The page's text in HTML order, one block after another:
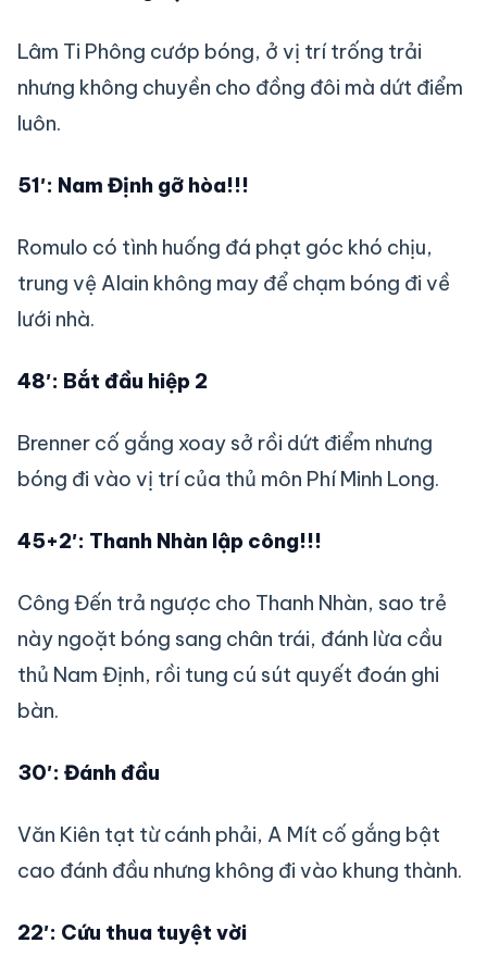
Lâm Ti Phông cướp bóng, ở vị trí trống trải
nhưng không chuyền cho đồng đôi mà dứt điểm
luôn.
51′: Nam Định gỡ hòa!!!
Romulo có tình huống đá phạt góc khó chịu,
trung vệ Alain không may để chạm bóng đi về
lưới nhà.
48′: Bắt đầu hiệp 2
Brenner cố gắng xoay sở rồi dứt điểm nhưng
bóng đi vào vị trí của thủ môn Phí Minh Long.
45+2′: Thanh Nhàn lập công!!!
Công Đến trả ngược cho Thanh Nhàn, sao trẻ
này ngoặt bóng sang chân trái, đánh lừa cầu
thủ Nam Định, rồi tung cú sút quyết đoán ghi
bàn.
30′: Đánh đầu
Văn Kiên tạt từ cánh phải, A Mít cố gắng bật
cao đánh đầu nhưng không đi vào khung thành.
22′: Cứu thua tuyệt vời